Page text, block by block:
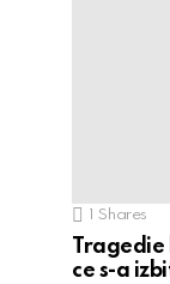
Shares
ce s-a